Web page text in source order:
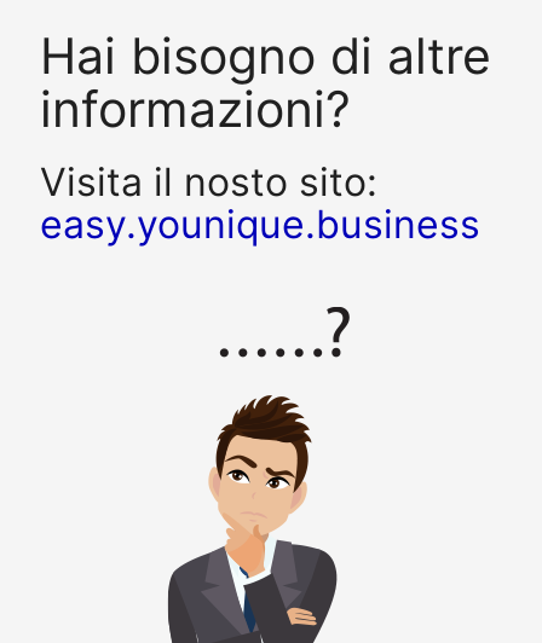
Hai bisogno di altre
informazioni?
Visita il nosto sito:
easy.younique.business